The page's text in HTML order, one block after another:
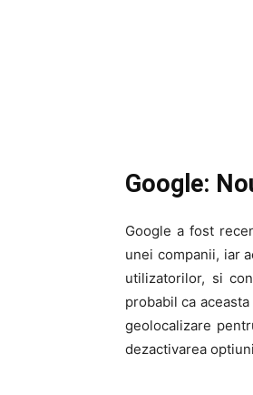
Google:
Google a fost
unei companii, iar
utilizatorilor, si
probabil ca
geolocalizare
dezactivarea